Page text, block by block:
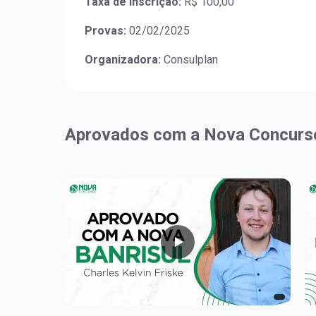
Provas: 02/02/2025
Organizadora: Consulplan
Aprovados com a Nova